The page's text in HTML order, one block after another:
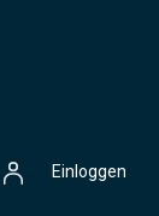
Einloggen